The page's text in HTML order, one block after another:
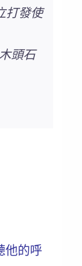
打發使
頭石
他的呼